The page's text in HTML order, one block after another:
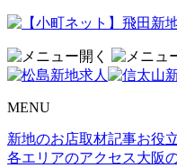
MENU
新地のお店取材記事お役
各エリアのアクセス大阪